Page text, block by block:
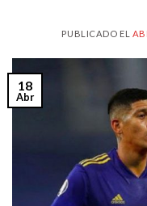
PUBLICADO EL
18
Abr